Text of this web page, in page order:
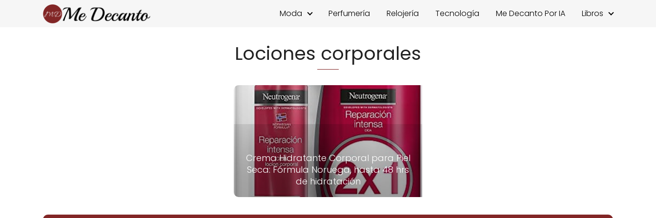
Moda Perfumería Relojería Tecnología Me Decanto Por IA Libros
Lociones corporales
Crema Hidratante Corporal para Piel
Seca: Fórmula Noruega, hasta 48 hrs
de hidratación